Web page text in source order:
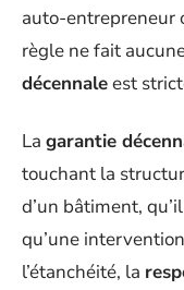
auto-entrepreneur
règle ne fait
décennaleest
La garantie
touchant la
d’un bâtiment,
qu’une
l’étanchéité, la